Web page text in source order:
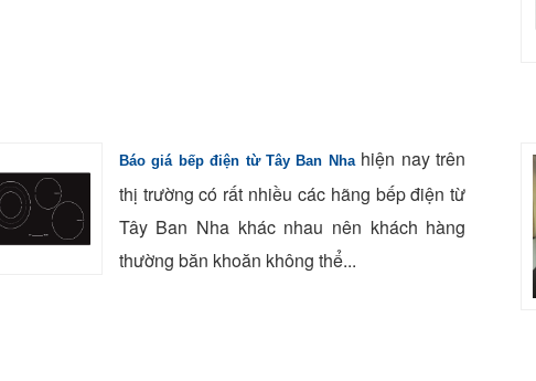
Báo giá bếp điện từ Tây Ban Nhahiện nay trên
thị trường có rất nhiều các hãng bếp điện từ
Tây Ban Nha khác nhau nên khách hàng
thường băn khoăn không thể...